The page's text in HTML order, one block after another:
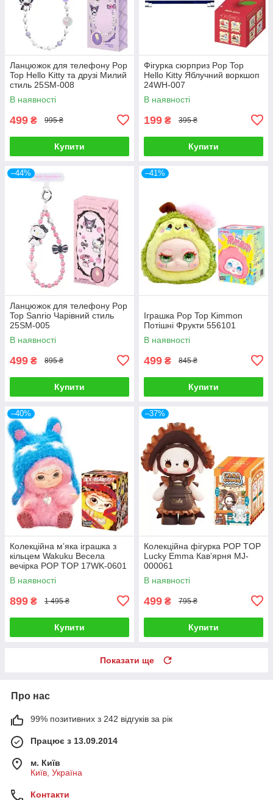
Ланцюжок для телефону Pop
Top Hello Kitty та друзі Милий
стиль 25SM-008
В наявності
499 ₴ 995 ₴
Купити
Фігурка сюрприз Pop Top
Hello Kitty Яблучний воркшоп
24WH-007
В наявності
199 ₴ 395 ₴
Купити
–44%
Ланцюжок для телефону Pop
Top Sanrio Чарівний стиль
25SM-005
В наявності
499 ₴ 895 ₴
Купити
–41%
Іграшка Pop Top Kimmon
Потішні Фрукти 556101
В наявності
499 ₴ 845 ₴
Купити
–40%
Колекційна мʼяка іграшка з
кільцем Wakuku Весела
вечірка POP TOP 17WK-0601
В наявності
899 ₴ 1 495 ₴
Купити
–37%
Колекційна фігурка POP TOP
Lucky Emma Кавʼярня MJ-
000061
В наявності
499 ₴ 795 ₴
Купити
Показати ще
Про нас
99% позитивних з 242 відгуків за рік
Працює з 13.09.2014
м. Київ
Київ, Україна
Контакти